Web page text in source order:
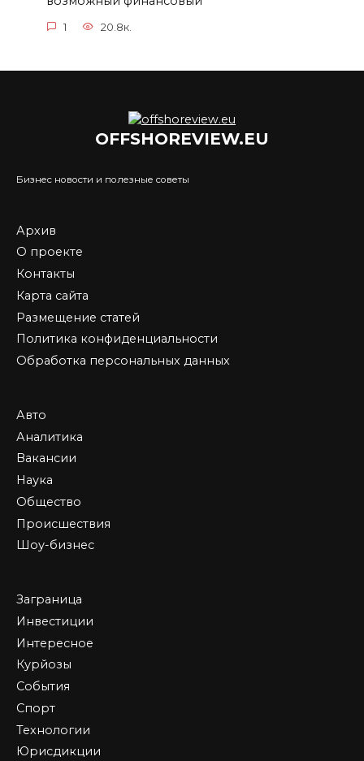
1 20.8к.
OFFSHOREVIEW.EU
Бизнес новости и полезные советы
Архив
О проекте
Контакты
Карта сайта
Размещение статей
Политика конфиденциальности
Обработка персональных данных
Авто
Аналитика
Вакансии
Наука
Общество
Происшествия
Шоу-бизнес
Заграница
Инвестиции
Интересное
Курйозы
События
Спорт
Технологии
Юрисдикции